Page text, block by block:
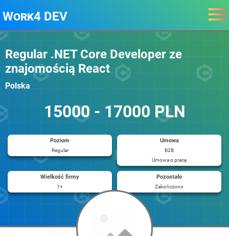
Work4 DEV
Regular .NET Core Developer ze
znajomością React
Polska
15000 - 17000 PLN
Poziom
Regular
Umowa
B2B
Umowa o pracę
Wielkość firmy
1+
Pozostało
Zakończono